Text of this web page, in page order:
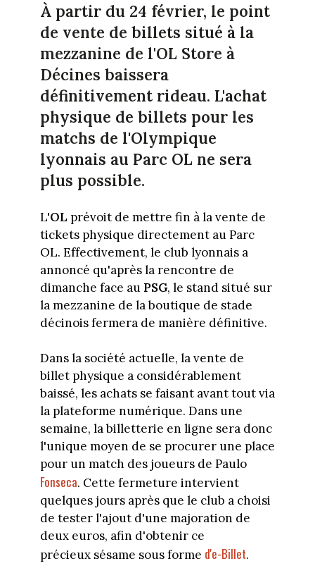
À partir du 24 février, le point
de vente de billets situé à la
mezzanine de l'OL Store à
Décines baissera
définitivement rideau. L'achat
physique de billets pour les
matchs de l'Olympique
lyonnais au Parc OL ne sera
plus possible.
L'OL prévoit de mettre fin à la vente de
tickets physique directement au Parc
OL. Effectivement, le club lyonnais a
annoncé qu'après la rencontre de
dimanche face au PSG, le stand situé sur
la mezzanine de la boutique de stade
décinois fermera de manière définitive.
Dans la société actuelle, la vente de
billet physique a considérablement
baissé, les achats se faisant avant tout via
la plateforme numérique. Dans une
semaine, la billetterie en ligne sera donc
l'unique moyen de se procurer une place
pour un match des joueurs de Paulo
Fonseca. Cette fermeture intervient
quelques jours après que le club a choisi
de tester l'ajout d'une majoration de
deux euros, afin d'obtenir ce
précieux sésame sous forme d'e-Billet.